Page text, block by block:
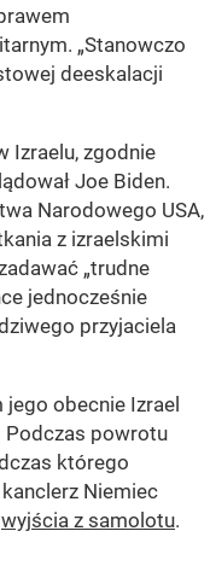
„Stanowczo
deeskalacji
Izraelu, zgodnie
Joe Biden.
Narodowego USA,
z izraelskimi
„trudne
jednocześnie
przyjaciela
jego obecnie Izrael
Podczas powrotu
którego
Niemiec
wyjścia z samolotu.